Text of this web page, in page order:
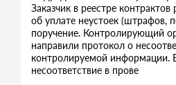
Заказчик в реестре
об уплате неустоек (штрафов,
поручение. Контролирующий
направили протокол о
контролируемой информации.
несоответствие в прове